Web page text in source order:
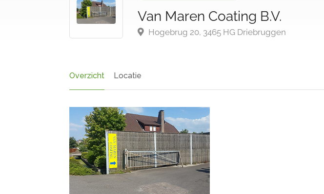
Van Maren Coating B.V.
Hogebrug 20, 3465 HG Driebruggen
Overzicht Locatie